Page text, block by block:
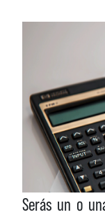
Serás un o